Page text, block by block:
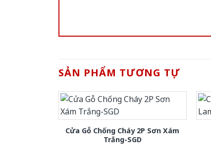
SẢN PHẨM TƯƠNG TỰ
Cửa Gỗ Chống Cháy 2P Sơn Xám
Trắng-SGD